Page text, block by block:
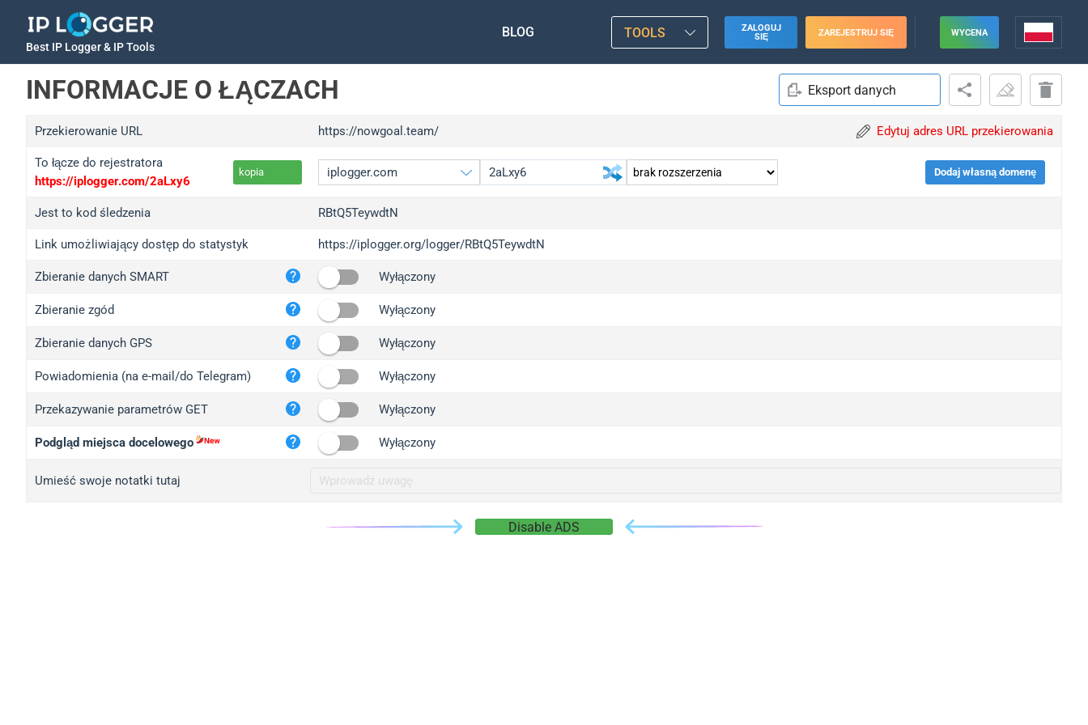
Best IP Logger & IP Tools
BLOG TOOLS
ZALOGUJ
SIĘ
ZAREJESTRUJ SIĘ WYCENA
INFORMACJE O ŁĄCZACH Eksport danych
Przekierowanie URL https://nowgoal.team/ Edytuj adres URL przekierowania
To łącze do rejestratora
https://iplogger.com/2aLxy6
kopia
iplogger.org
wl.gl
ed.tc
iplogger.com
iplogger.co
2no.co
yip.su
iplogger.info
Dodaj własną domenę
Jest to kod śledzenia RBtQ5TeywdtN
Link umożliwiający dostęp do statystyk https://iplogger.org/logger/RBtQ5TeywdtN
Zbieranie danych SMART Wyłączony
Zbieranie zgód Wyłączony
Zbieranie danych GPS Wyłączony
Powiadomienia (na e-mail/do Telegram) Wyłączony
Przekazywanie parametrów GET Wyłączony
Podgląd miejsca docelowego Wyłączony
Umieść swoje notatki tutaj
Disable ADS